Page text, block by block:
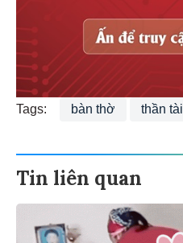
Tags: bàn thờ thần tài
Tin liên quan